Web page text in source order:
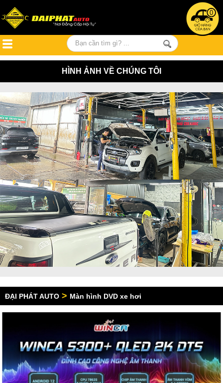
0
HÌNH ẢNH VỀ CHÚNG TÔI
ĐẠI PHÁT AUTO > Màn hình DVD xe hơi